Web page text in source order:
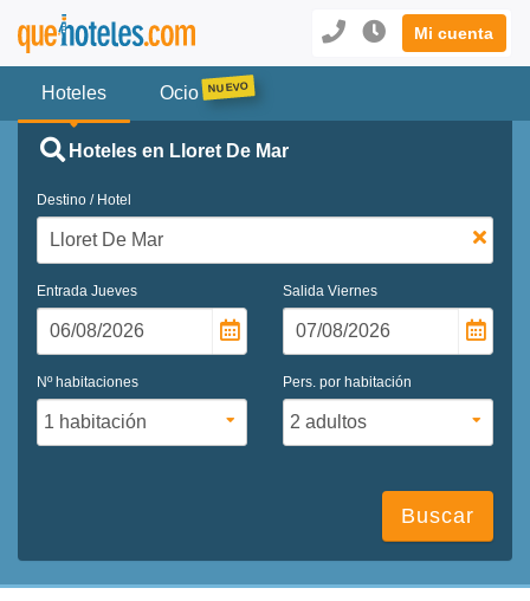
Mi cuenta
Hoteles Ocio
Hoteles en Lloret De Mar
Destino / Hotel
Entrada Jueves Salida Viernes
Nº habitaciones Pers. por habitación
Buscar